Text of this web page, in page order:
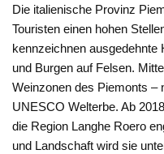
Die italienische Provinz
Touristen einen hohen
kennzeichnen ausgedehnte
und Burgen auf Felsen.
Weinzonen des Piemonts –
UNESCO Welterbe. Ab
die Region Langhe Roero
und Landschaft wird sie